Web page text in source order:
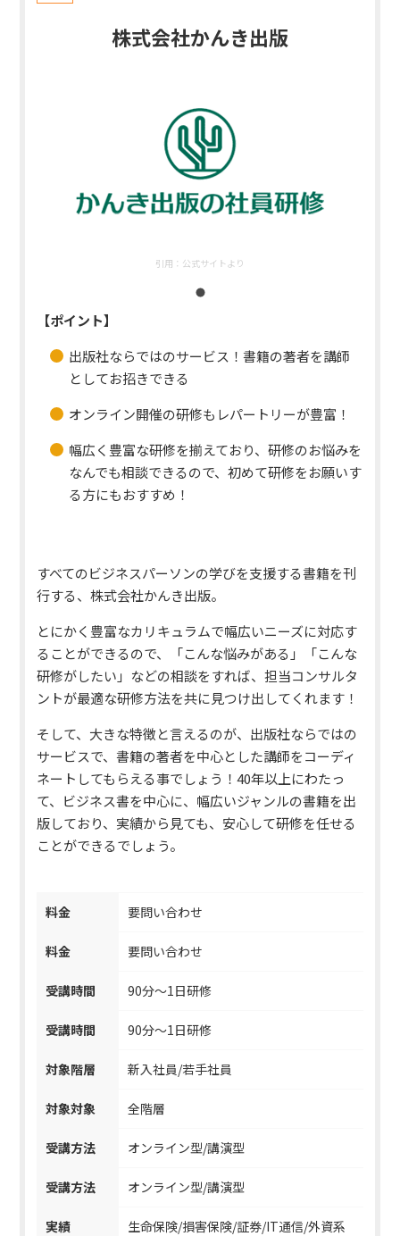
株式会社かんき出版
引用： 公式サイトより
【ポイント】
出版社ならではのサービス！書籍の著者を講師
としてお招きできる
オンライン開催の研修もレパートリーが豊富！
幅広く豊富な研修を揃えており、研修のお悩みを
なんでも相談できるので、初めて研修をお願いす
る方にもおすすめ！
すべてのビジネスパーソンの学びを支援する書籍を刊
行する、株式会社かんき出版。
とにかく豊富なカリキュラムで幅広いニーズに対応す
ることができるので、「こんな悩みがある」「こんな
研修がしたい」などの相談をすれば、担当コンサルタ
ントが最適な研修方法を共に見つけ出してくれます！
そして、大きな特徴と言えるのが、出版社ならではの
サービスで、書籍の著者を中心とした講師をコーディ
ネートしてもらえる事でしょう！40年以上にわたっ
て、ビジネス書を中心に、幅広いジャンルの書籍を出
版しており、実績から見ても、安心して研修を任せる
ことができるでしょう。
料金 要問い合わせ
料金 要問い合わせ
受講時間 90分～1日研修
受講時間 90分～1日研修
対象階層 新入社員/若手社員
対象対象 全階層
受講方法 オンライン型/講演型
受講方法 オンライン型/講演型
実績
生命保険/損害保険/証券/IT通信/外資系